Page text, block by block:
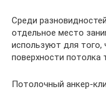
Среди
отдельное место
используют для
поверхности потолка
Потолочный анкер-